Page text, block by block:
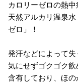
カロリーゼロの熱
天然アルカリ温泉
ゼロ」！
発汗などによって
気にせずゴクゴク
含有しており、ほ